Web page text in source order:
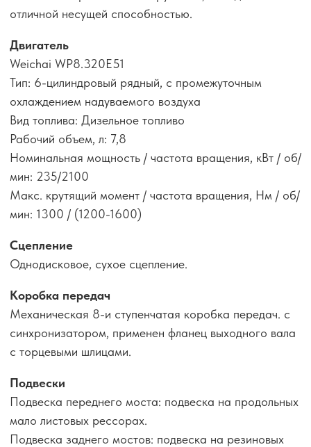
отличной несущей способностью.
Двигатель
Weichai WP8.320E51
Тип: 6-цилиндровый рядный, с промежуточным
охлаждением надуваемого воздуха
Вид топлива: Дизельное топливо
Рабочий объем, л: 7,8
Номинальная мощность / частота вращения, кВт / об/
мин: 235/2100
Макс. крутящий момент / частота вращения, Нм / об/
мин: 1300 / (1200-1600)
Сцепление
Однодисковое, сухое сцепление.
Коробка передач
Механическая 8-и ступенчатая коробка передач. с
синхронизатором, применен фланец выходного вала
с торцевыми шлицами.
Подвески
Подвеска переднего моста: подвеска на продольных
мало листовых рессорах.
Подвеска заднего мостов: подвеска на резиновых